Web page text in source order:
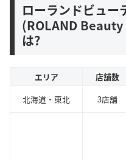
ローランドビュー
(ROLAND
は?
エリア 店舗数
北海道・東北
3店舗